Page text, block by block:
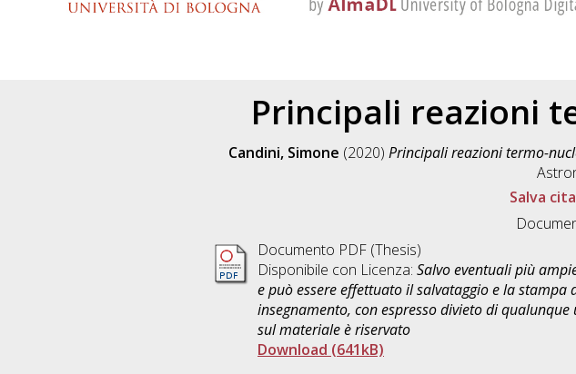
Principali reazioni
Candini, Simone (2020) Principali reazioni termo-
Salva
Documento PDF (Thesis)
Disponibile con Licenza: Salvo eventuali più
e può essere effettuato il salvataggio e la
insegnamento, con espresso divieto di
sul materiale è riservato
Download (641kB)